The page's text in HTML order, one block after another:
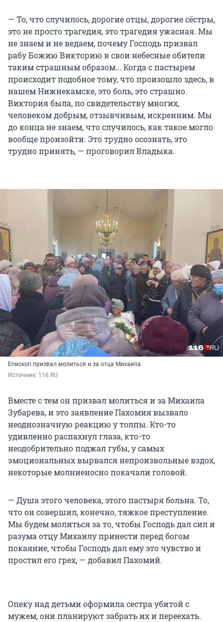
— То, что случилось, дорогие отцы, дорогие сёстры,
это не просто трагедия, это трагедия ужасная. Мы
не знаем и не ведаем, почему Господь призвал
рабу Божию Викторию в свои небесные обители
таким страшным образом... Когда с пастырем
происходит подобное тому, что произошло здесь, в
нашем Нижнекамске, это боль, это страшно.
Виктория была, по свидетельству многих,
человеком добрым, отзывчивым, искренним. Мы
до конца не знаем, что случилось, как такое могло
вообще произойти. Это трудно осознать, это
трудно принять, — проговорил Владыка.
Епископ призвал молиться и за отца Михаила
Источник: 116.RU
Вместе с тем он призвал молиться и за Михаила
Зубарева, и это заявление Пахомия вызвало
неоднозначную реакцию у толпы. Кто-то
удивленно распахнул глаза, кто-то
неодобрительно поджал губы, у самых
эмоциональных вырвался непроизвольные вздох,
некоторые молниеносно покачали головой.
— Душа этого человека, этого пастыря больна. То,
что он совершил, конечно, тяжкое преступление.
Мы будем молиться за то, чтобы Господь дал сил и
разума отцу Михаилу принести перед богом
покаяние, чтобы Господь дал ему это чувство и
простил его грех, — добавил Пахомий.
Опеку над детьми оформила сестра убитой с
мужем, они планируют забрать их и переехать.